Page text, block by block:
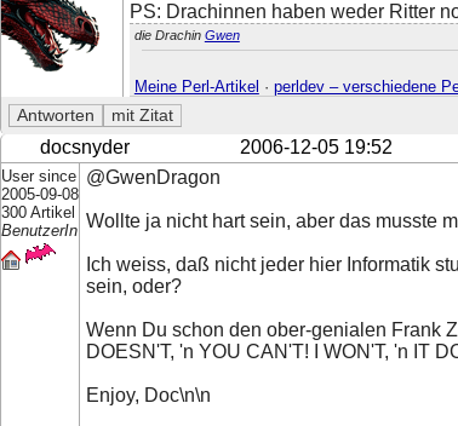
PS: Drachinnen haben weder Ritter
die Drachin Gwen
Meine Perl-Artikel · perldev – verschiedene
docsnyder 2006-12-05 19:52
User since
2005-09-08
300 Artikel
BenutzerIn
@GwenDragon
Wollte ja nicht hart sein, aber das musste
Ich weiss, daß nicht jeder hier Informatik
sein, oder?
Wenn Du schon den ober-genialen Frank
DOESN'T, 'n YOU CAN'T! I WON'T, 'n IT
Enjoy, Doc\n\n